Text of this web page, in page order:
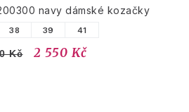
navy dámské kozačky
38 39 41
Kč 2 550 Kč